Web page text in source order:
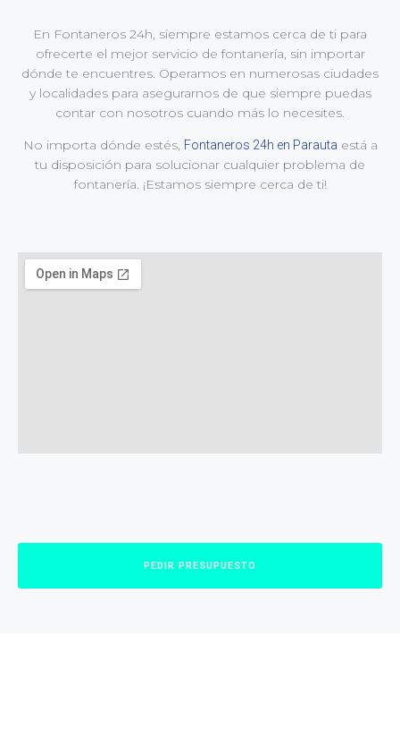
En Fontaneros 24h, siempre estamos cerca de ti para
ofrecerte el mejor servicio de fontanería, sin importar
dónde te encuentres. Operamos en numerosas ciudades
y localidades para asegurarnos de que siempre puedas
contar con nosotros cuando más lo necesites.
No importa dónde estés, Fontaneros 24h en Parauta está a
tu disposición para solucionar cualquier problema de
fontanería. ¡Estamos siempre cerca de ti!
PEDIR PRESUPUESTO